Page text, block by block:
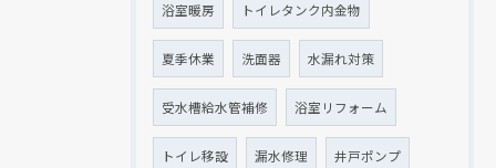
浴室暖房 トイレタンク内金物
夏季休業 洗面器 水漏れ対策
受水槽給水管補修 浴室リフォーム
トイレ移設 漏水修理 井戸ポンプ